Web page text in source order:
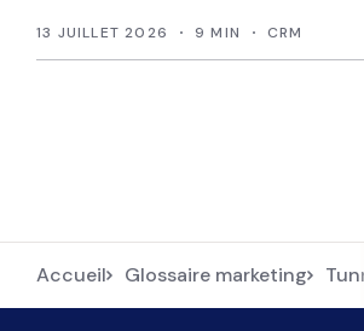
13 JUILLET 2026 9 MIN CRM
Accueil Glossaire marketing